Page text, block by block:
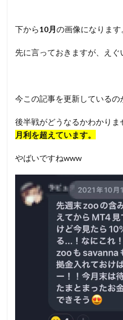
下から10月 の画像になります
先に言っておきますが、えぐ
今この記事を更新しているの
後半戦がどうなるかわかりま
月利を超えています。
やばいですねwww